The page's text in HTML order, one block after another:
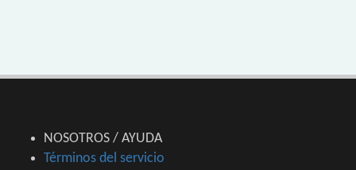
NOSOTROS / AYUDA
Términos del servicio